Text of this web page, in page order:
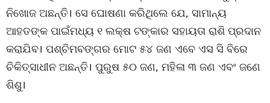
ନିଖୋଜ ଅଛନ୍ତି। ସେ ଘୋଷଣା କରିଥିଲେ ଯେ, ସାମାନ୍ୟ
ଆହତଙ୍କ ପାଇଁମଧ୍ୟ ୧ ଲକ୍ଷ ଟଙ୍କାର ସହାୟତା ରାଶି ପ୍ରଦାନ
କରାଯିବ। ପଶ୍ଚିମବଙ୍ଗର ମୋଟ ୫୪ ଜଣ ଏବେ ଏସ ସି ବିରେ
ଚିକିତ୍ସାଧୀନ ଅଛନ୍ତି। ପୁରୁଷ ୫୦ ଜଣ, ମହିଳା ୩ ଜଣ ଏବଂ ଜଣେ
ଶିଶୁ।